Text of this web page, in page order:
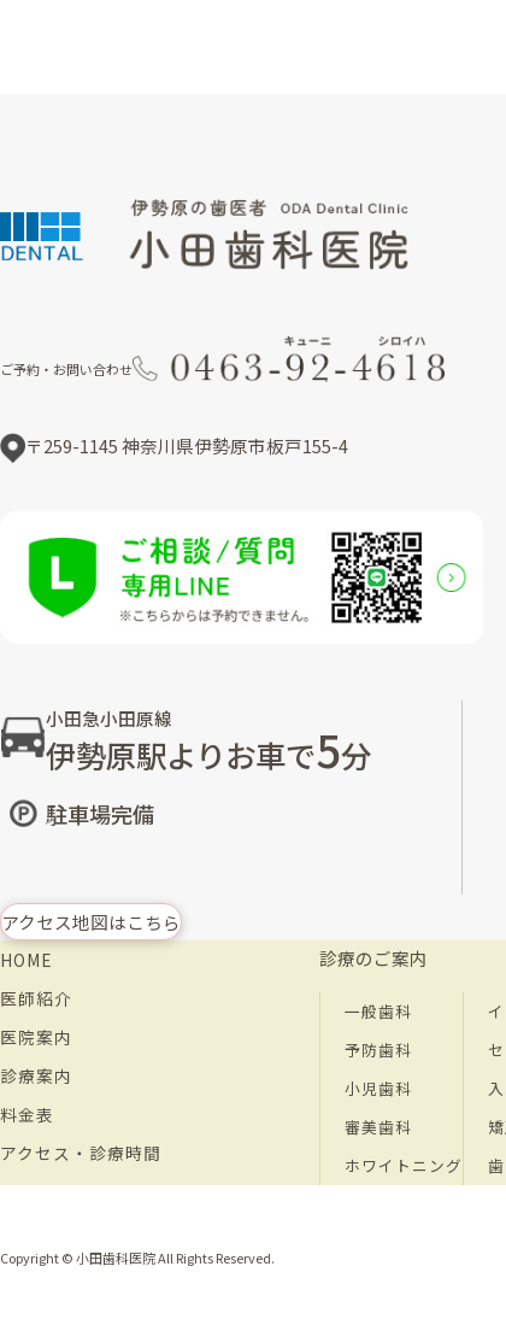
ご予約・お問い合わせ
〒259-1145 神奈川県伊勢原市板戸155-4
小田急小田原線
伊勢原駅よりお車で5分
駐車場完備
アクセス地図はこちら
HOME
医師紹介
医院案内
診療案内
料金表
アクセス・診療時間
診療のご案内
一般歯科
予防歯科
小児歯科
審美歯科
ホワイトニング
Copyright © 小田歯科医院 All Rights Reserved.